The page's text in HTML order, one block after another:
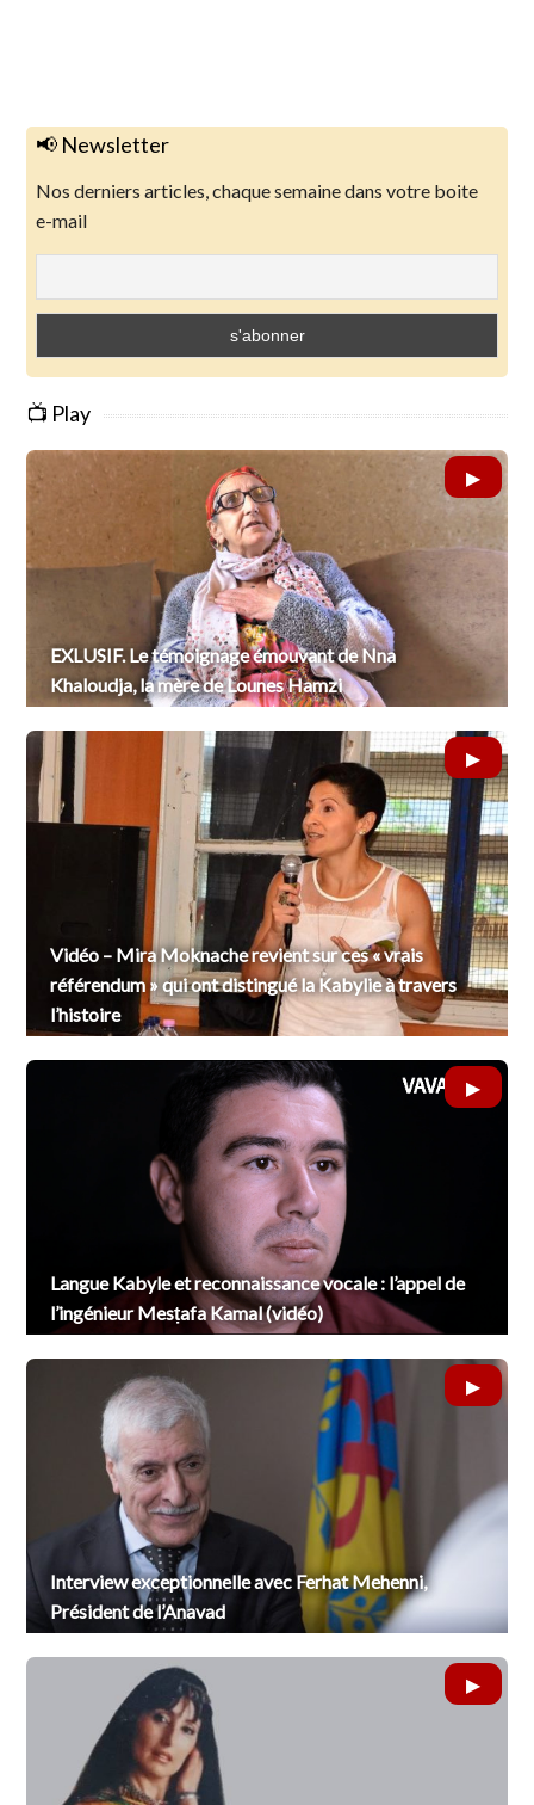
📢 Newsletter
Nos derniers articles, chaque semaine dans votre boite
e-mail
📺 Play
EXLUSIF. Le témoignage émouvant de Nna
Khaloudja, la mère de Lounes Hamzi
Vidéo – Mira Moknache revient sur ces « vrais
référendum » qui ont distingué la Kabylie à travers
l’histoire
Langue Kabyle et reconnaissance vocale : l’appel de
l’ingénieur Mesṭafa Kamal (vidéo)
Interview exceptionnelle avec Ferhat Mehenni,
Président de l’Anavad